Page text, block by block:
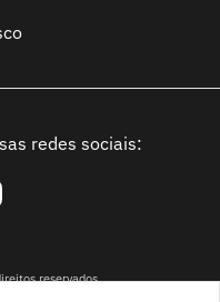
redes sociais:
reservados.